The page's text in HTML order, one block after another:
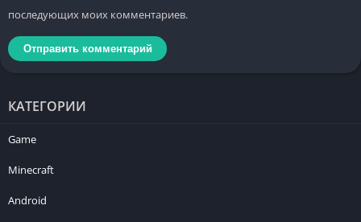
последующих моих комментариев.
КАТЕГОРИИ
Game
Minecraft
Android